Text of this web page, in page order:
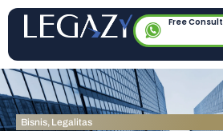
Free
Bisnis, Legalitas